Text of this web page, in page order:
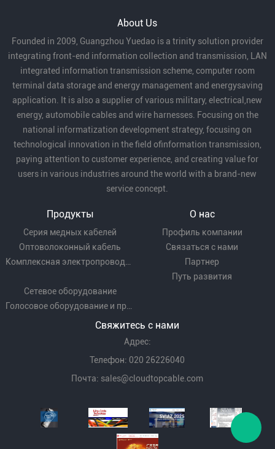
About Us
Founded in 2009, Guangzhou Yuedao is a trinity solution provider
integrating front-end information collection and transmission, LAN
integrated information transmission scheme, computer room
terminal data storage and energy management and energysaving
application. It is also a supplier of various military, electrical,new
energy, automobile cables and wire harnesses. Focusing on the
national informatization development strategy, focusing on
technological innovation in the field ofinformation transmission,
paying attention to customer experience, and creating value for
users in various industries around the world with a brand-new
service concept.
Продукты
Серия медных кабелей
Оптоволоконный кабель
Сетевое оборудование
О нас
Профиль компании
Связаться с нами
Партнер
Путь развития
Свяжитесь с нами
Адрес:
Телефон: 020 26226040
Почта: sales@cloudtopcable.com